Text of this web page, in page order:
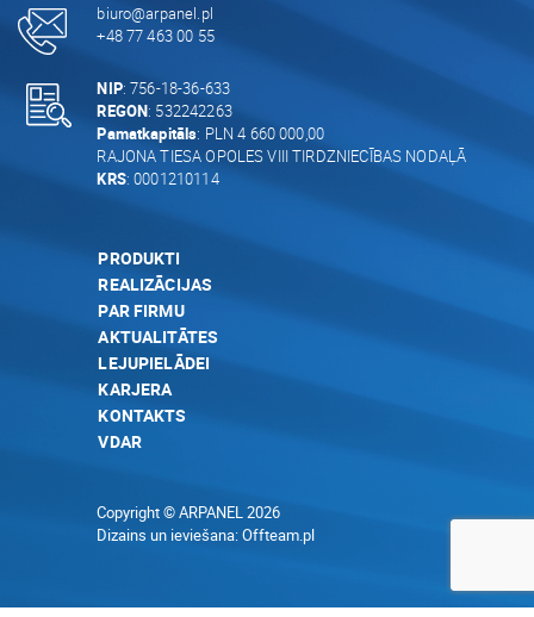
biuro@arpanel.pl
+48 77 463 00 55
NIP: 756-18-36-633
REGON: 532242263
Pamatkapitāls: PLN 4 660 000,00
RAJONA TIESA OPOLES VIII TIRDZNIECĪBAS NODAĻĀ
KRS: 0001210114
PRODUKTI
REALIZĀCIJAS
PAR FIRMU
AKTUALITĀTES
LEJUPIELĀDEI
KARJERA
KONTAKTS
VDAR
Copyright © ARPANEL 2026
Dizains un ieviešana:Offteam.pl